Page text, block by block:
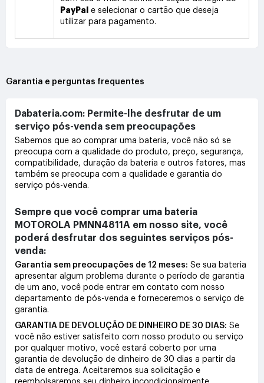
PayPal
e selecionar o cartão que deseja
utilizar para pagamento.
Garantia e perguntas frequentes
Dabateria.com: Permite-lhe desfrutar de um
serviço pós-venda sem preocupações
Sabemos que ao comprar uma bateria, você não só se
preocupa com a qualidade do produto, preço, segurança,
compatibilidade, duração da bateria e outros fatores, mas
também se preocupa com a qualidade e garantia do
serviço pós-venda.
Sempre que você comprar uma bateria
MOTOROLA PMNN4811A em nosso site, você
poderá desfrutar dos seguintes serviços pós-
venda:
Garantia sem preocupações de 12 meses: Se sua bateria
apresentar algum problema durante o período de garantia
de um ano, você pode entrar em contato com nosso
departamento de pós-venda e forneceremos o serviço de
garantia.
GARANTIA DE DEVOLUÇÃO DE DINHEIRO DE 30 DIAS: Se
você não estiver satisfeito com nosso produto ou serviço
por qualquer motivo, você estará coberto por uma
garantia de devolução de dinheiro de 30 dias a partir da
data de entrega. Aceitaremos sua solicitação e